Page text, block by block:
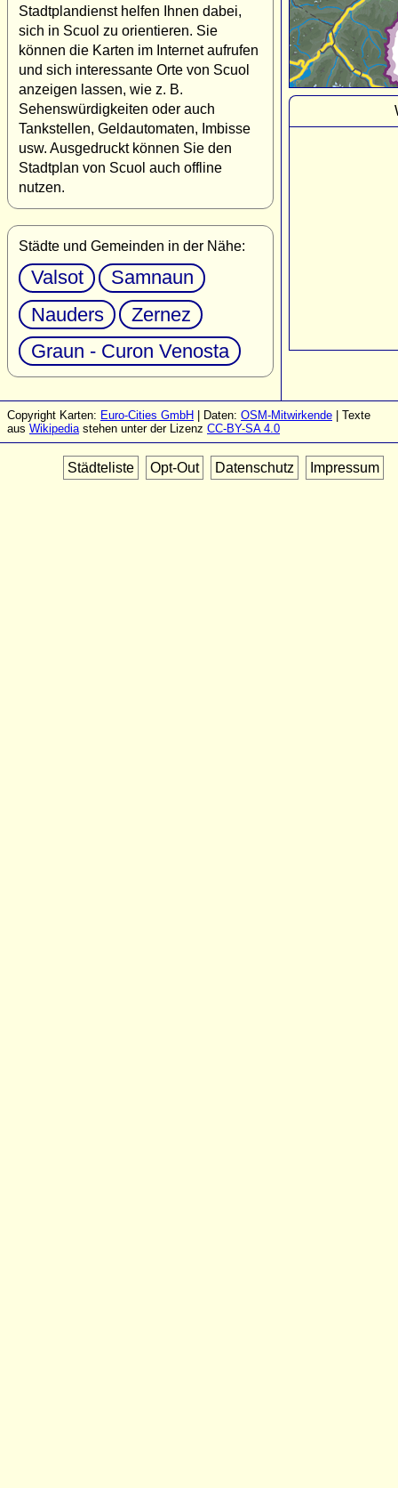
Stadtplandienst helfen Ihnen dabei,
sich in Scuol zu orientieren. Sie
können die Karten im Internet aufrufen
und sich interessante Orte von Scuol
anzeigen lassen, wie z. B.
Sehenswürdigkeiten oder auch
Tankstellen, Geldautomaten, Imbisse
usw. Ausgedruckt können Sie den
Stadtplan von Scuol auch offline
nutzen.
Städte und Gemeinden in der Nähe:
Valsot
Samnaun
Nauders
Zernez
Graun - Curon Venosta
Copyright Karten: Euro-Cities GmbH | Daten: OSM-Mitwirkende | Texte
aus Wikipediastehen unter der Lizenz CC-BY-SA 4.0
Städteliste Opt-Out Datenschutz Impressum